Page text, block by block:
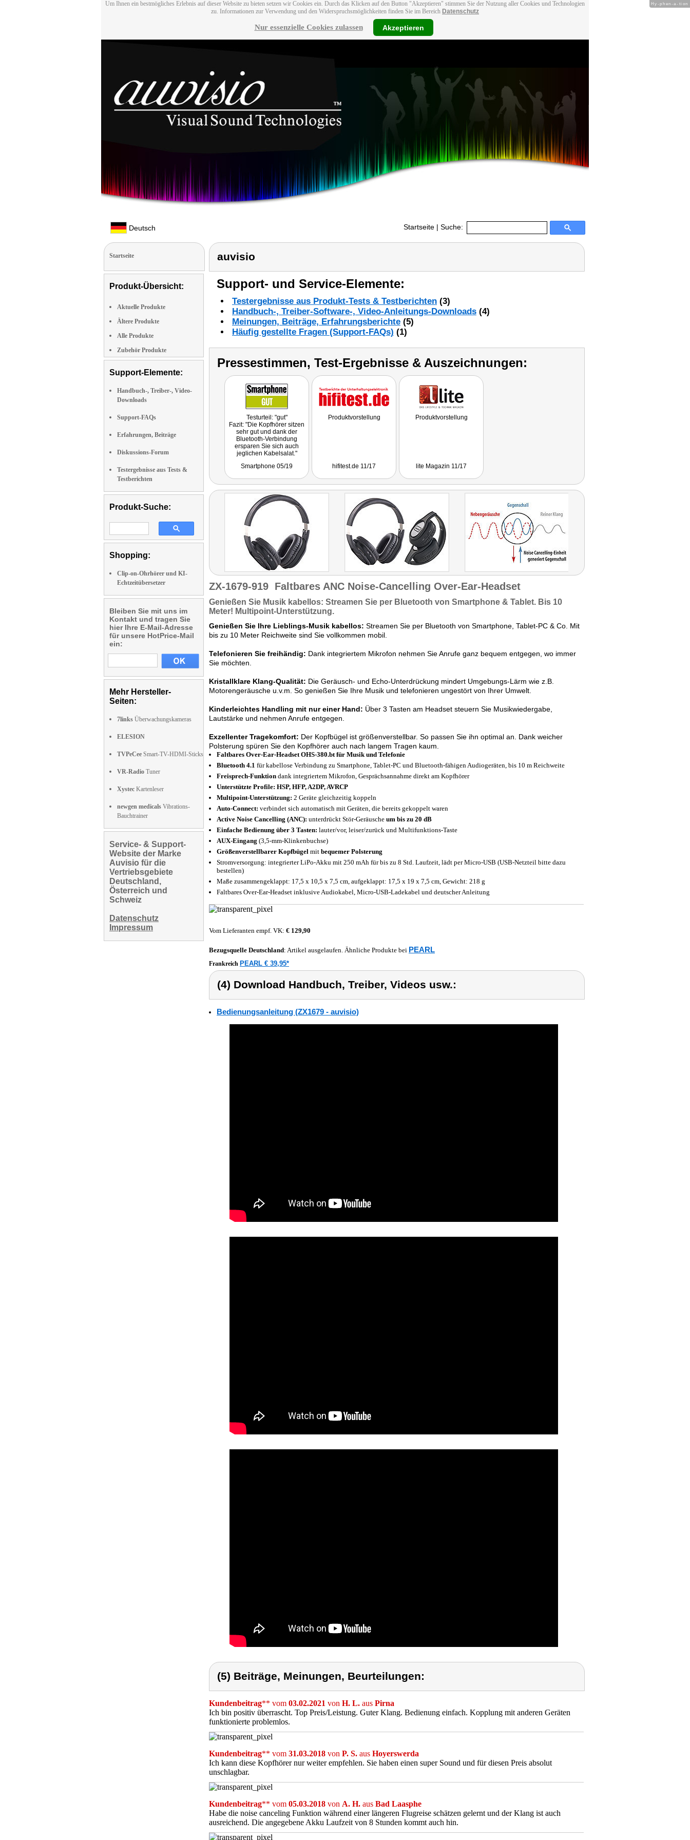
Um Ihnen ein bestmögliches Erlebnis auf dieser Website zu bieten setzen wir Cookies ein. Durch das Klicken auf den Button "Akzeptieren" stimmen Sie der Nutzung aller Cookies und Technologien
zu. Informationen zur Verwendung und den Widerspruchsmöglichkeiten finden Sie im Bereich Datenschutz
Nur essenzielle Cookies zulassen Akzeptieren
Deutsch Startseite | Suche:
Startseite
Produkt-Übersicht:
Aktuelle Produkte
Ältere Produkte
Alle Produkte
Zubehör Produkte
Support-Elemente:
Handbuch-, Treiber-, Video-
Downloads
Support-FAQs
Erfahrungen, Beiträge
Diskussions-Forum
Testergebnisse aus Tests &
Testberichten
Produkt-Suche:
Shopping:
Clip-on-Ohrhörer und KI-
Echtzeitübersetzer
Bleiben Sie mit uns im
Kontakt und tragen Sie
hier Ihre E-Mail-Adresse
für unsere HotPrice-Mail
ein:
Mehr Hersteller-
Seiten:
7links Überwachungskameras
ELESION
TVPeCee Smart-TV-HDMI-Sticks
VR-Radio Tuner
Xystec Kartenleser
newgen medicals Vibrations-
Bauchtrainer
Service- & Support-
Website der Marke
Auvisio für die
Vertriebsgebiete
Deutschland,
Österreich und
Schweiz
Datenschutz
Impressum
auvisio
Support- und Service-Elemente:
Testergebnisse aus Produkt-Tests & Testberichten (3)
Handbuch-, Treiber-Software-, Video-Anleitungs-Downloads (4)
Meinungen, Beiträge, Erfahrungsberichte (5)
Häufig gestellte Fragen (Support-FAQs) (1)
Pressestimmen, Test-Ergebnisse & Auszeichnungen:
Testurteil: "gut"
Fazit: "Die Kopfhörer sitzen
sehr gut und dank der
Bluetooth-Verbindung
ersparen Sie sich auch
jeglichen Kabelsalat."
Smartphone 05/19
Produktvorstellung
hifitest.de 11/17
Produktvorstellung
lite Magazin 11/17
ZX-1679-919 Faltbares ANC Noise-Cancelling Over-Ear-Headset
Genießen Sie Musik kabellos: Streamen Sie per Bluetooth von Smartphone & Tablet. Bis 10
Meter! Multipoint-Unterstützung.
Genießen Sie Ihre Lieblings-Musik kabellos: Streamen Sie per Bluetooth von Smartphone, Tablet-PC & Co. Mit
bis zu 10 Meter Reichweite sind Sie vollkommen mobil.
Telefonieren Sie freihändig: Dank integriertem Mikrofon nehmen Sie Anrufe ganz bequem entgegen, wo immer
Sie möchten.
Kristallklare Klang-Qualität: Die Geräusch- und Echo-Unterdrückung mindert Umgebungs-Lärm wie z.B.
Motorengeräusche u.v.m. So genießen Sie Ihre Musik und telefonieren ungestört von Ihrer Umwelt.
Kinderleichtes Handling mit nur einer Hand: Über 3 Tasten am Headset steuern Sie Musikwiedergabe,
Lautstärke und nehmen Anrufe entgegen.
Exzellenter Tragekomfort: Der Kopfbügel ist größenverstellbar. So passen Sie ihn optimal an. Dank weicher
Polsterung spüren Sie den Kopfhörer auch nach langem Tragen kaum.
Faltbares Over-Ear-Headset OHS-380.bt für Musik und Telefonie
Bluetooth 4.1 für kabellose Verbindung zu Smartphone, Tablet-PC und Bluetooth-fähigen Audiogeräten, bis 10 m Reichweite
Freisprech-Funktion dank integriertem Mikrofon, Gesprächsannahme direkt am Kopfhörer
Unterstützte Profile: HSP, HFP, A2DP, AVRCP
Multipoint-Unterstützung: 2 Geräte gleichzeitig koppeln
Auto-Connect: verbindet sich automatisch mit Geräten, die bereits gekoppelt waren
Active Noise Cancelling (ANC): unterdrückt Stör-Geräusche um bis zu 20 dB
Einfache Bedienung über 3 Tasten: lauter/vor, leiser/zurück und Multifunktions-Taste
AUX-Eingang (3,5-mm-Klinkenbuchse)
Größenverstellbarer Kopfbügel mit bequemer Polsterung
Stromversorgung: integrierter LiPo-Akku mit 250 mAh für bis zu 8 Std. Laufzeit, lädt per Micro-USB (USB-Netzteil bitte dazu
bestellen)
Maße zusammengeklappt: 17,5 x 10,5 x 7,5 cm, aufgeklappt: 17,5 x 19 x 7,5 cm, Gewicht: 218 g
Faltbares Over-Ear-Headset inklusive Audiokabel, Micro-USB-Ladekabel und deutscher Anleitung
Vom Lieferanten empf. VK: € 129,90
Bezugsquelle Deutschland: Artikel ausgelaufen. Ähnliche Produkte bei PEARL
Frankreich PEARL € 39,95*
(4) Download Handbuch, Treiber, Videos usw.:
Bedienungsanleitung (ZX1679 - auvisio)
(5) Beiträge, Meinungen, Beurteilungen:
Kundenbeitrag** vom 03.02.2021 von H. L. aus Pirna
Ich bin positiv überrascht. Top Preis/Leistung. Guter Klang. Bedienung einfach. Kopplung mit anderen Geräten
funktionierte problemlos.
Kundenbeitrag** vom 31.03.2018 von P. S. aus Hoyerswerda
Ich kann diese Kopfhörer nur weiter empfehlen. Sie haben einen super Sound und für diesen Preis absolut
unschlagbar.
Kundenbeitrag** vom 05.03.2018 von A. H. aus Bad Laasphe
Habe die noise canceling Funktion während einer längeren Flugreise schätzen gelernt und der Klang ist auch
ausreichend. Die angegebene Akku Laufzeit von 8 Stunden kommt auch hin.
Hy-phen-a-tion